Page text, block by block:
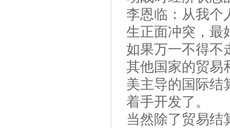
李恩临：从我个
生正面冲突，最
如果万一不得不
其他国家的贸易
美主导的国际结
着手开发了。
当然除了贸易结